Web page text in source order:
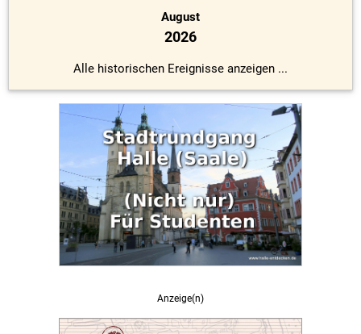
August
2026
Alle historischen Ereignisse anzeigen ...
Anzeige(n)